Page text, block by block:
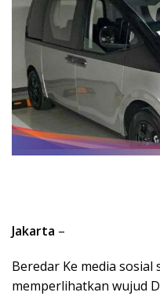
Jakarta –
Beredar Ke media
memperlihatkan wujud